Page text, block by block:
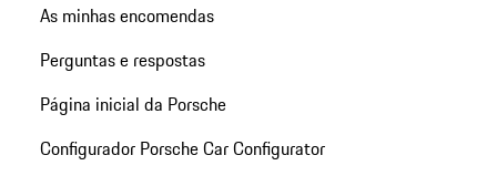
As minhas encomendas
Perguntas e respostas
Página inicial da Porsche
Configurador Porsche Car Configurator